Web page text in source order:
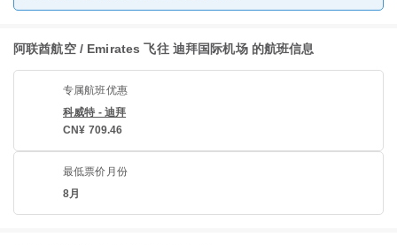
阿联酋航空 / Emirates 飞往 迪拜国际机场 的航班信息
专属航班优惠
科威特 - 迪拜
CN¥ 709.46
最低票价月份
8月